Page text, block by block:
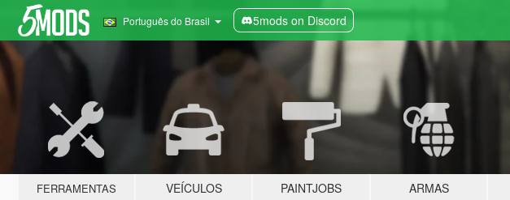
Português do Brasil 5mods on Discord
FERRAMENTAS VEÍCULOS PAINTJOBS ARMAS